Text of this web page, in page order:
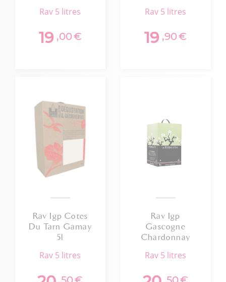
rav 5 litres
19 ,00€
rav 5 litres
19 ,90€
Rav Igp Cotes
Du Tarn Gamay
5l
rav 5 litres
Rav Igp
Gascogne
Chardonnay
rav 5 litres